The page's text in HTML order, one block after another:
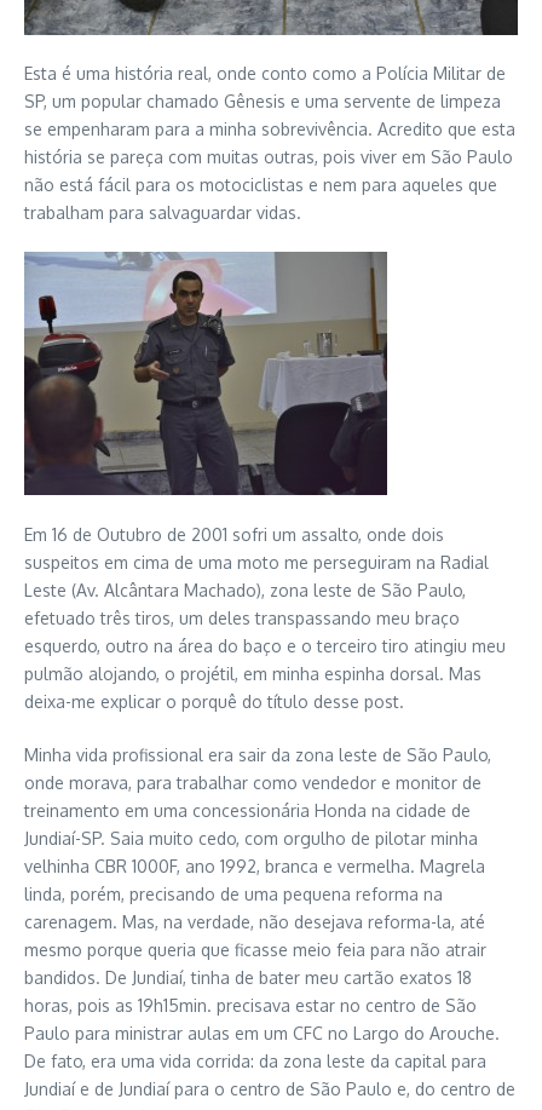
Esta é uma história real, onde conto como a Polícia Militar de
SP, um popular chamado Gênesis e uma servente de limpeza
se empenharam para a minha sobrevivência. Acredito que esta
história se pareça com muitas outras, pois viver em São Paulo
não está fácil para os motociclistas e nem para aqueles que
trabalham para salvaguardar vidas.
Em 16 de Outubro de 2001 sofri um assalto, onde dois
suspeitos em cima de uma moto me perseguiram na Radial
Leste (Av. Alcântara Machado), zona leste de São Paulo,
efetuado três tiros, um deles transpassando meu braço
esquerdo, outro na área do baço e o terceiro tiro atingiu meu
pulmão alojando, o projétil, em minha espinha dorsal. Mas
deixa-me explicar o porquê do título desse post.
Minha vida profissional era sair da zona leste de São Paulo,
onde morava, para trabalhar como vendedor e monitor de
treinamento em uma concessionária Honda na cidade de
Jundiaí-SP. Saia muito cedo, com orgulho de pilotar minha
velhinha CBR 1000F, ano 1992, branca e vermelha. Magrela
linda, porém, precisando de uma pequena reforma na
carenagem. Mas, na verdade, não desejava reforma-la, até
mesmo porque queria que ficasse meio feia para não atrair
bandidos. De Jundiaí, tinha de bater meu cartão exatos 18
horas, pois as 19h15min. precisava estar no centro de São
Paulo para ministrar aulas em um CFC no Largo do Arouche.
De fato, era uma vida corrida: da zona leste da capital para
Jundiaí e de Jundiaí para o centro de São Paulo e, do centro de